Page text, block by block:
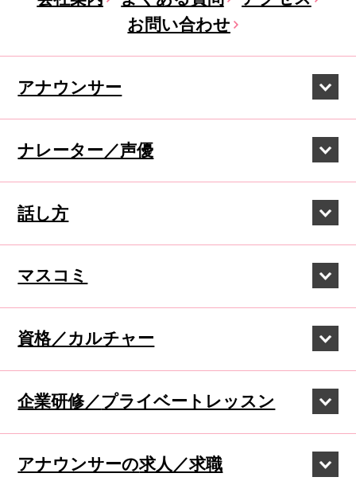
お問い合わせ
アナウンサー
ナレーター／声優
話し方
マスコミ
資格／カルチャー
企業研修／プライベートレッスン
アナウンサーの求人／求職